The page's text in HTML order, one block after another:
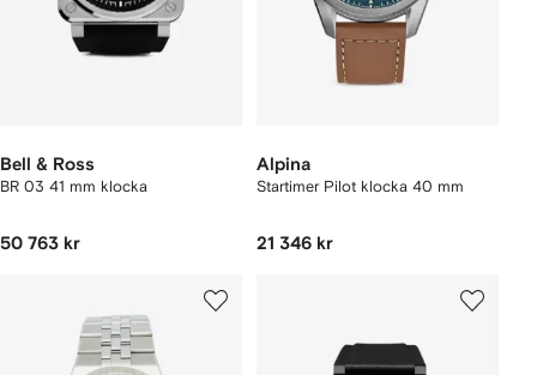
Bell & Ross
BR 03 41 mm klocka
50 763 kr
Alpina
Startimer Pilot klocka 40 mm
21 346 kr